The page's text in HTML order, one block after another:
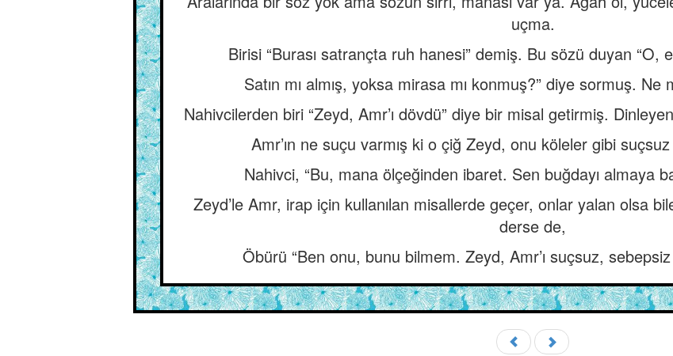
uçma.
Birisi “Burası satrançta ruh hanesi” demiş. Bu sözü duyan “O,
Satın mı almış, yoksa mirasa mı konmuş?” diye sormuş.
Nahivcilerden biri “Zeyd, Amr’ı dövdü” diye bir misal getirmiş.
Amr’ın ne suçu varmış ki o çiğ Zeyd, onu köleler gibi
Nahivci, “Bu, mana ölçeğinden ibaret. Sen buğdayı almaya
Zeyd’le Amr, irap için kullanılan misallerde geçer, onlar yalan olsa
derse de,
Öbürü “Ben onu, bunu bilmem. Zeyd, Amr’ı suçsuz,